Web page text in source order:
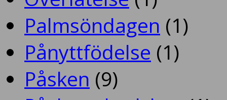
Palmsöndagen (1)
Pånyttfödelse (1)
Påsken (9)